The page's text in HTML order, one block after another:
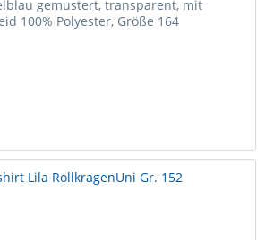
gemustert, transparent, mit
100% Polyester, Größe 164